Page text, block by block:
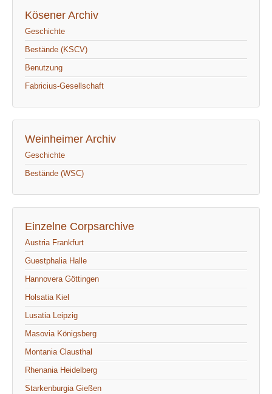
Kösener Archiv
Geschichte
Bestände (KSCV)
Benutzung
Fabricius-Gesellschaft
Weinheimer Archiv
Geschichte
Bestände (WSC)
Einzelne Corpsarchive
Austria Frankfurt
Guestphalia Halle
Hannovera Göttingen
Holsatia Kiel
Lusatia Leipzig
Masovia Königsberg
Montania Clausthal
Rhenania Heidelberg
Starkenburgia Gießen